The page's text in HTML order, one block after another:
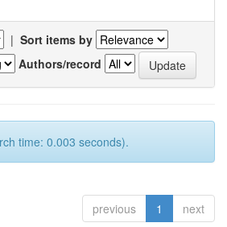
| Sort items by
Authors/record
time: 0.003 seconds).
previous 1 next